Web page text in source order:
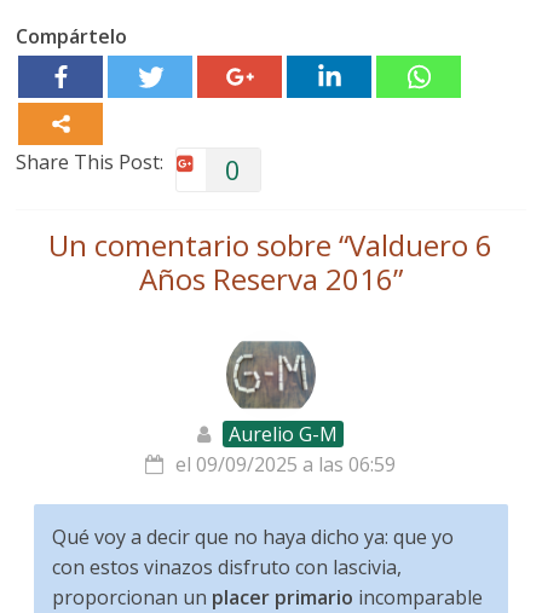
Compártelo
Share This Post: 0
Un comentario sobre “Valduero 6
Años Reserva 2016”
Aurelio G-M
el 09/09/2025 a las 06:59
Qué voy a decir que no haya dicho ya: que yo
con estos vinazos disfruto con lascivia,
proporcionan un placer primario incomparable